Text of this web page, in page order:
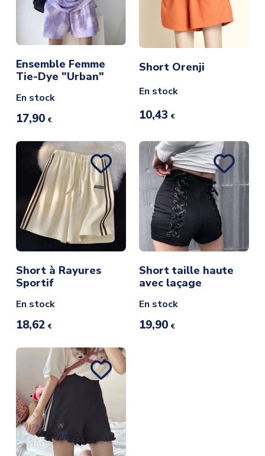
Ensemble Femme
Tie-Dye "Urban"
En stock
17,90 €
Short Orenji
En stock
10,43 €
Short à Rayures
Sportif
En stock
18,62 €
Short taille haute
avec laçage
En stock
19,90 €